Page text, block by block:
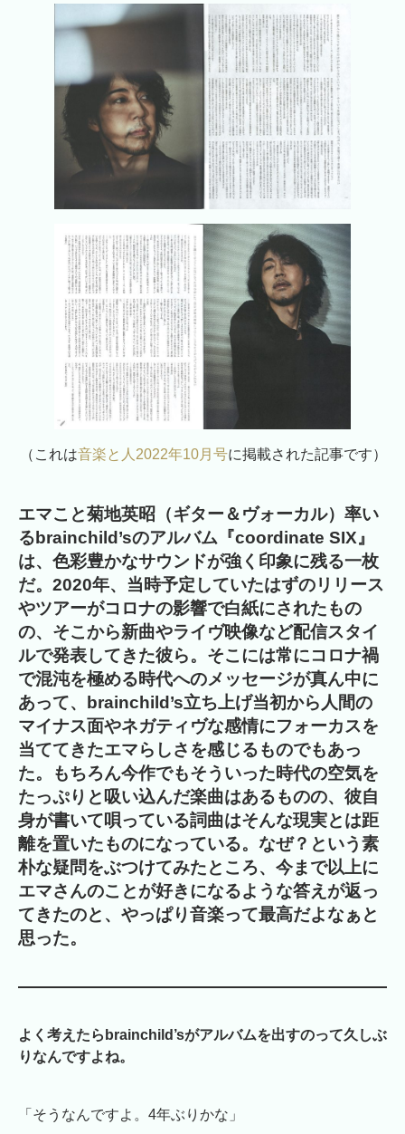
（これは音楽と人2022年10月号に掲載された記事です）
エマこと菊地英昭（ギター＆ヴォーカル）率い
るbrainchild’sのアルバム『coordinate SIX』
は、色彩豊かなサウンドが強く印象に残る一枚
だ。2020年、当時予定していたはずのリリース
やツアーがコロナの影響で白紙にされたもの
の、そこから新曲やライヴ映像など配信スタイ
ルで発表してきた彼ら。そこには常にコロナ禍
で混沌を極める時代へのメッセージが真ん中に
あって、brainchild’s立ち上げ当初から人間の
マイナス面やネガティヴな感情にフォーカスを
当ててきたエマらしさを感じるものでもあっ
た。もちろん今作でもそういった時代の空気を
たっぷりと吸い込んだ楽曲はあるものの、彼自
身が書いて唄っている詞曲はそんな現実とは距
離を置いたものになっている。なぜ？という素
朴な疑問をぶつけてみたところ、今まで以上に
エマさんのことが好きになるような答えが返っ
てきたのと、やっぱり音楽って最高だよなぁと
思った。
よく考えたらbrainchild’sがアルバムを出すのって久しぶ
りなんですよね。
「そうなんですよ。4年ぶりかな」